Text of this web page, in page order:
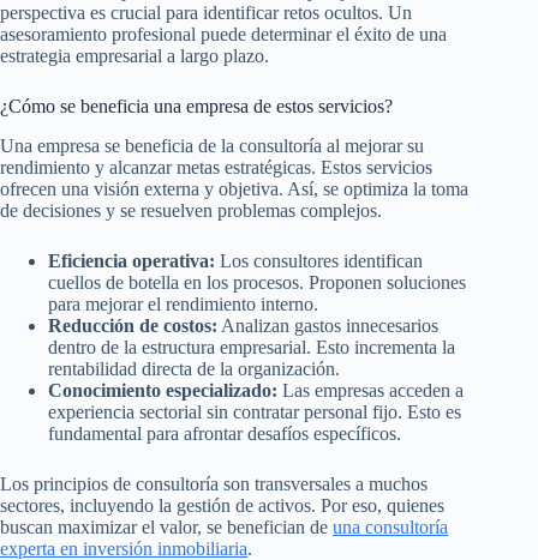
perspectiva es crucial para identificar retos ocultos. Un
asesoramiento profesional puede determinar el éxito de una
estrategia empresarial a largo plazo.
¿Cómo se beneficia una empresa de estos servicios?
Una empresa se beneficia de la consultoría al mejorar su
rendimiento y alcanzar metas estratégicas. Estos servicios
ofrecen una visión externa y objetiva. Así, se optimiza la toma
de decisiones y se resuelven problemas complejos.
Eficiencia operativa: Los consultores identifican
cuellos de botella en los procesos. Proponen soluciones
para mejorar el rendimiento interno.
Reducción de costos: Analizan gastos innecesarios
dentro de la estructura empresarial. Esto incrementa la
rentabilidad directa de la organización.
Conocimiento especializado: Las empresas acceden a
experiencia sectorial sin contratar personal fijo. Esto es
fundamental para afrontar desafíos específicos.
Los principios de consultoría son transversales a muchos
sectores, incluyendo la gestión de activos. Por eso, quienes
buscan maximizar el valor, se benefician de una consultoría
experta en inversión inmobiliaria.